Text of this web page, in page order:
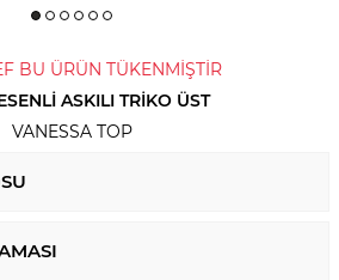
BU ÜRÜN TÜKENMİŞTİR
ASKILI TRIKO ÜST
VANESSA TOP